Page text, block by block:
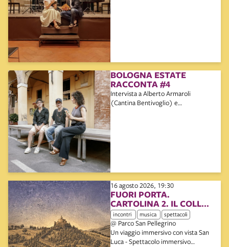
BOLOGNA ESTATE
RACCONTA #4
Intervista a Alberto Armaroli
(Cantina Bentivoglio) e
16 agosto 2026, 19:30
FUORI PORTA.
CARTOLINA 2. IL COLLE
DEI MIRACOLI
incontri musica spettacoli
@ Parco San Pellegrino
Un viaggio immersivo con vista San
Luca - Spettacolo immersivo